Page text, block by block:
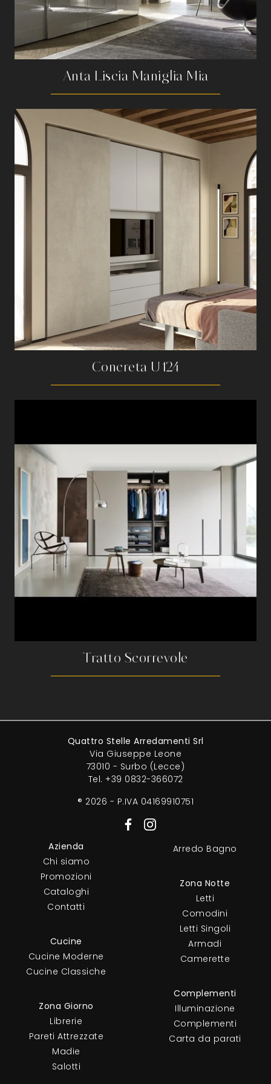
Anta Liscia Maniglia Mia
Concreta U124
Tratto Scorrevole
Quattro Stelle Arredamenti Srl
Via Giuseppe Leone
73010 - Surbo (Lecce)
Tel. +39 0832-366072
® 2026 - P.IVA 04169910751
Azienda
Chi siamo
Promozioni
Cataloghi
Contatti
Cucine
Cucine Moderne
Cucine Classiche
Zona Giorno
Librerie
Pareti Attrezzate
Madie
Salotti
Arredo Bagno
Zona Notte
Letti
Comodini
Letti Singoli
Armadi
Camerette
Complementi
Illuminazione
Complementi
Carta da parati